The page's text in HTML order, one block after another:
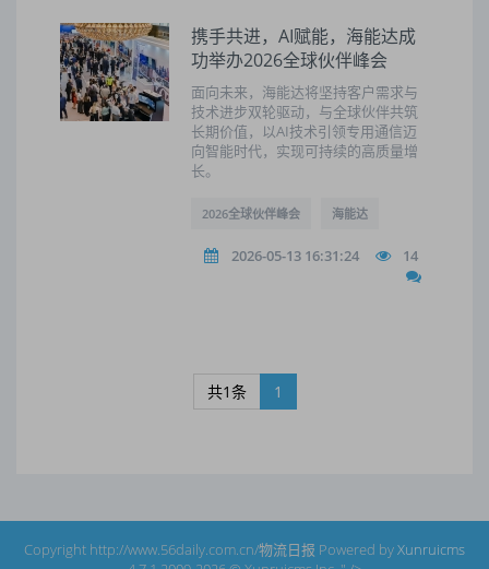
携手共进，AI赋能，海能达成
功举办2026全球伙伴峰会
面向未来，海能达将坚持客户需求与
技术进步双轮驱动，与全球伙伴共筑
长期价值，以AI技术引领专用通信迈
向智能时代，实现可持续的高质量增
长。
2026全球伙伴峰会 海能达
2026-05-13 16:31:24 14
共1条 1
Copyright http://www.56daily.com.cn/物流日报 Powered byXunruicms